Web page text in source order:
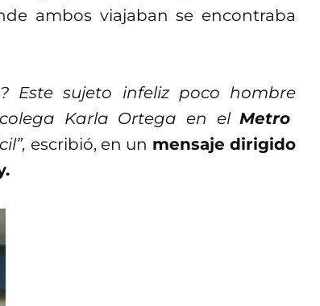
ambos viajaban se encontraba
Este sujeto infeliz poco hombre
Karla Ortega en elMetro
escribió, en un mensaje dirigido